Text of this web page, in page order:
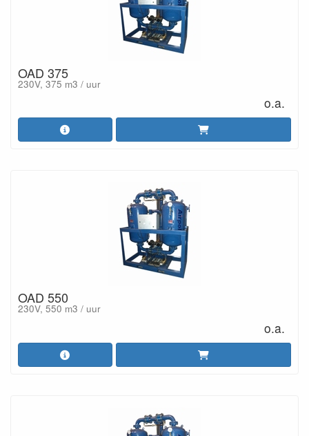
OAD 375
230V, 375 m3 / uur
o.a.
OAD 550
230V, 550 m3 / uur
o.a.